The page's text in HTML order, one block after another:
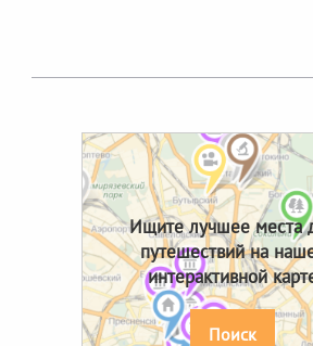
Ищите лучшее места
путешествий на
интерактивной
Поиск